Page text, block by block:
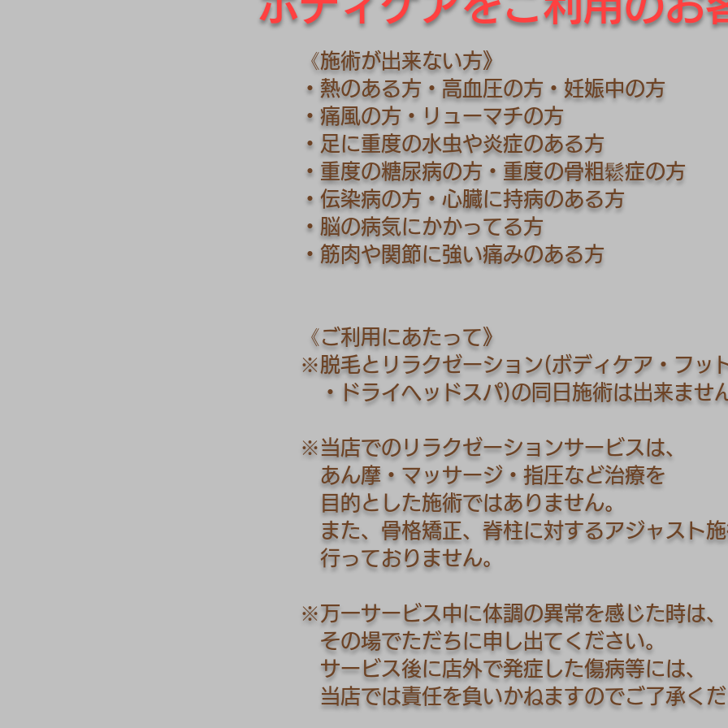
《施術が出来ない方》
・熱のある方・高血圧の方・妊娠中の方
・痛風の方・リューマチの方
・足に重度の水虫や炎症のある方
・重度の糖尿病の方・重度の骨粗鬆症の方
・伝染病の方・心臓に持病のある方
・脳の病気にかかってる方
・筋肉や関節に強い痛みのある方
《ご利用にあたって》
※脱毛とリラクゼーション(ボディケア・フッ
・ドライヘッドスパ)の同日施術は出来ませ
※当店でのリラクゼーションサービスは、
あん摩・マッサージ・指圧など治療を
目的とした施術ではありません。
また、骨格矯正、脊柱に対するアジャスト
行っておりません。
※万一サービス中に体調の異常を感じた時は、
その場でただちに申し出てください。
サービス後に店外で発症した傷病等には、
当店では責任を負いかねますのでご了承く